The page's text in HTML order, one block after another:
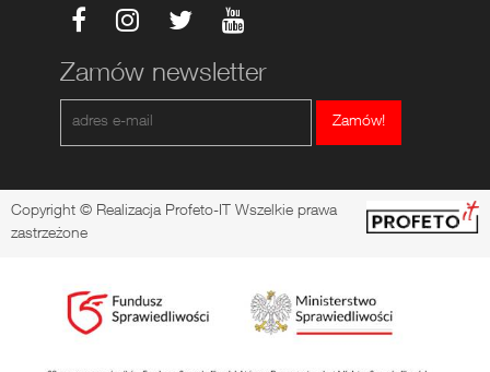
Zamów newsletter
Zamów!
Copyright © Realizacja Profeto-IT Wszelkie prawa
zastrzeżone